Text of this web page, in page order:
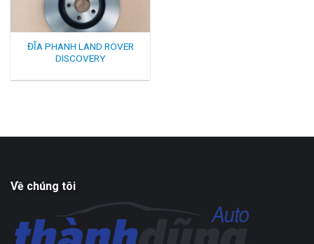
ĐĨA PHANH LAND ROVER
DISCOVERY
Về chúng tôi